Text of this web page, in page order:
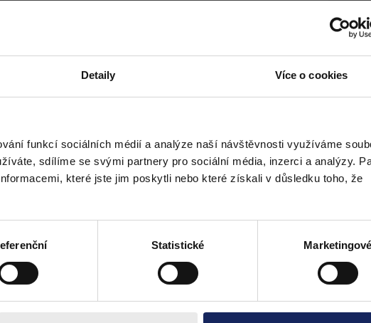
Detaily Více o cookies
funkcí sociálních médií a analýze naší návštěvnosti využíváme
sdílíme se svými partnery pro sociální média, inzerci a analýzy.
které jste jim poskytli nebo které získali v důsledku toho, že
Statistické Marketingové